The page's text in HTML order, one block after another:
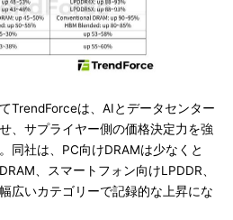
TrendForceは、AIとデータセンター
、サプライヤー側の価格決定力を強
同社は、PC向けDRAMは少なくと
、スマートフォン向けLPDDR、
広いカテゴリーで記録的な上昇にな